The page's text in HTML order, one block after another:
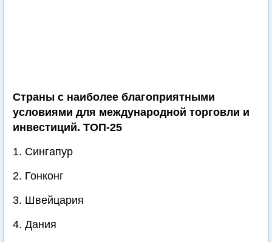
Страны с наиболее благоприятными
условиями для международной торговли и
инвестиций. ТОП-25
1. Сингапур
2. Гонконг
3. Швейцария
4. Дания